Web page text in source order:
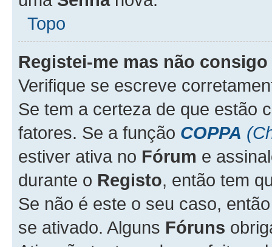
Topo
Registei-me mas não
Verifique se escreve
Se tem a certeza de que estão
fatores. Se a função COPPA
estiver ativa no Fórum e
durante o Registo, então tem
Se não é este o seu caso,
se ativado. Alguns Fóruns